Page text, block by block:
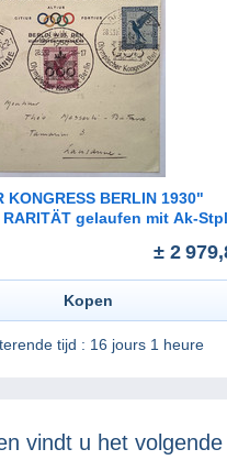
KONGRESS BERLIN 1930"
gelaufen mit Ak-Stpl
± 2
Kopen
tijd : 16 jours 1 heure
vindt u het volgende